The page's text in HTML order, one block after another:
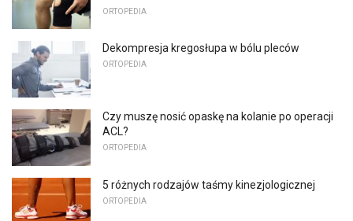
ORTOPEDIA
Dekompresja kregosłupa w bólu pleców
ORTOPEDIA
Czy muszę nosić opaskę na kolanie po operacji
ACL?
ORTOPEDIA
5 różnych rodzajów taśmy kinezjologicznej
ORTOPEDIA